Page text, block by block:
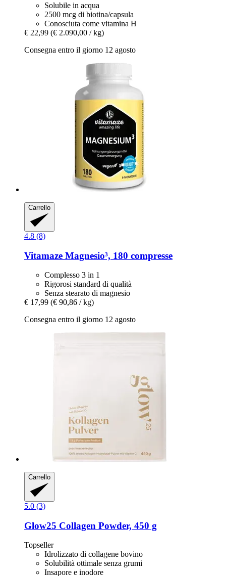
Solubile in acqua
2500 mcg di biotina/capsula
Conosciuta come vitamina H
€ 22,99 (€ 2.090,00 / kg)
Consegna entro il giorno 12 agosto
Carrello
4.8 (8)
Vitamaze Magnesio³, 180 compresse
Complesso 3 in 1
Rigorosi standard di qualità
Senza stearato di magnesio
€ 17,99 (€ 90,86 / kg)
Consegna entro il giorno 12 agosto
Carrello
5.0 (3)
Glow25 Collagen Powder, 450 g
Topseller
Idrolizzato di collagene bovino
Solubilità ottimale senza grumi
Insapore e inodore